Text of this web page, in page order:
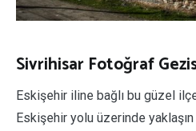
Sivrihisar Fotoğraf
Eskişehir iline bağlı bu güzel
Eskişehir yolu üzerinde